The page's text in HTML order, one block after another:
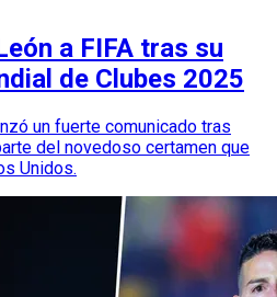
a FIFA tras su
de Clubes 2025
un fuerte comunicado tras
del novedoso certamen que
Unidos.